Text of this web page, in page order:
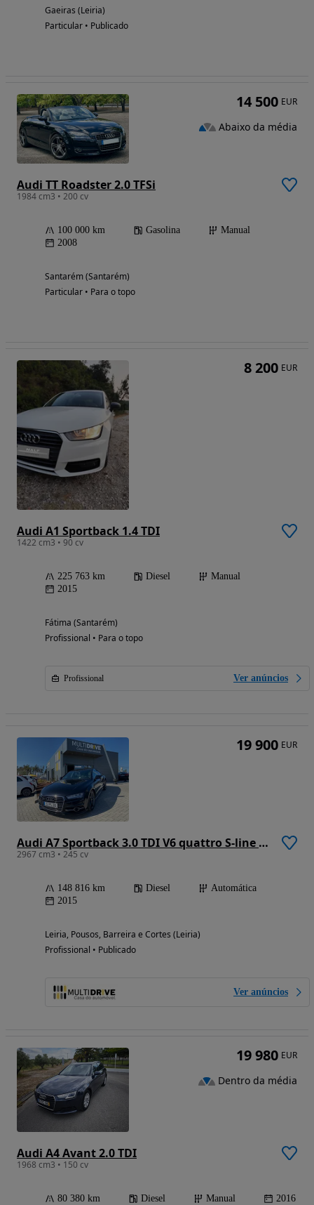
Gaeiras (Leiria)
Particular • Publicado
Audi TT Roadster 2.0 TFSi
1984 cm3 • 200 cv
100 000 km Gasolina
Manual
2008
Santarém (Santarém)
Particular • Para o topo
14 500 EUR
Abaixo da média
Audi A1 Sportback 1.4 TDI
1422 cm3 • 90 cv
225 763 km Diesel
Manual
2015
Fátima (Santarém)
Profissional • Para o topo
Profissional Ver anúncios
8 200 EUR
Audi A7 Sportback 3.0 TDI V6 quattro S-line S tronic
2967 cm3 • 245 cv
148 816 km Diesel
Automática
2015
Leiria, Pousos, Barreira e Cortes (Leiria)
Profissional • Publicado
Ver anúncios
19 900 EUR
Audi A4 Avant 2.0 TDI
1968 cm3 • 150 cv
80 380 km Diesel Manual 2016
19 980 EUR
Dentro da média